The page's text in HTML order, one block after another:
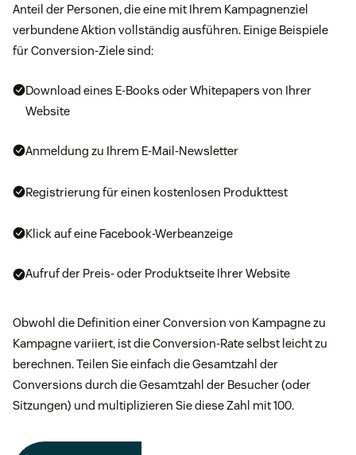
Anteil der Personen, die eine mit Ihrem Kampagnenziel
verbundene Aktion vollständig ausführen. Einige Beispiele
für Conversion-Ziele sind:
Download eines E-Books oder Whitepapers von Ihrer
Website
Anmeldung zu Ihrem E-Mail-Newsletter
Registrierung für einen kostenlosen Produkttest
Klick auf eine Facebook-Werbeanzeige
Aufruf der Preis- oder Produktseite Ihrer Website
Obwohl die Definition einer Conversion von Kampagne zu
Kampagne variiert, ist die Conversion-Rate selbst leicht zu
berechnen. Teilen Sie einfach die Gesamtzahl der
Conversions durch die Gesamtzahl der Besucher (oder
Sitzungen) und multiplizieren Sie diese Zahl mit 100.